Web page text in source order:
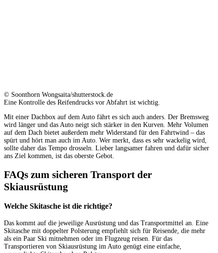
© Soonthorn Wongsaita/shutterstock.de
Eine Kontrolle des Reifendrucks vor Abfahrt ist wichtig.
Mit einer Dachbox auf dem Auto fährt es sich auch anders. Der Bremsweg
wird länger und das Auto neigt sich stärker in den Kurven. Mehr Volumen
auf dem Dach bietet außerdem mehr Widerstand für den Fahrtwind – das
spürt und hört man auch im Auto. Wer merkt, dass es sehr wackelig wird,
sollte daher das Tempo drosseln. Lieber langsamer fahren und dafür sicher
ans Ziel kommen, ist das oberste Gebot.
FAQs zum sicheren Transport der
Skiausrüstung
Welche Skitasche ist die richtige?
Das kommt auf die jeweilige Ausrüstung und das Transportmittel an. Eine
Skitasche mit doppelter Polsterung empfiehlt sich für Reisende, die mehr
als ein Paar Ski mitnehmen oder im Flugzeug reisen. Für das
Transportieren von Skiausrüstung im Auto genügt eine einfache,